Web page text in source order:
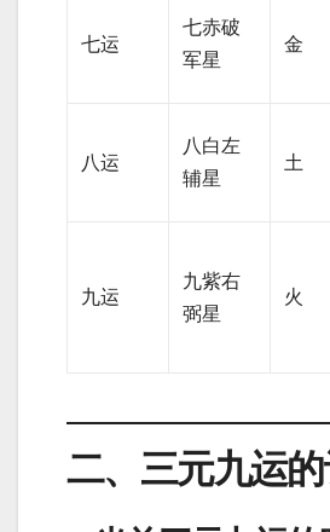
七运
七赤破
军星
金
八运
八白左
辅星
土
九运
九紫右
弼星
火
二、三元九运